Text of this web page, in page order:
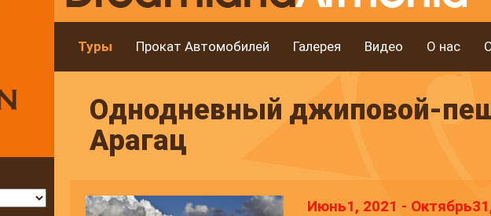
Туры Прокат Автомобилей Галерея Видео О нас
Однодневный джиповой-
Арагац
Июнь1, 2021 -